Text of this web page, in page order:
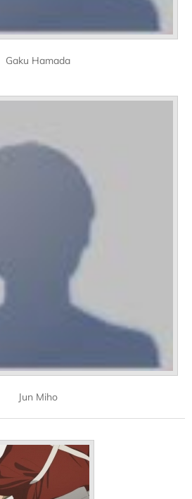
Gaku Hamada
Jun Miho